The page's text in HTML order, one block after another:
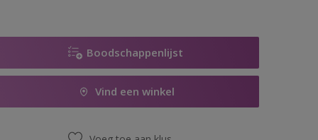
Boodschappenlijst
Vind een winkel